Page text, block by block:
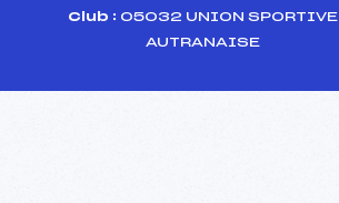
Club : 05032 UNION SPORTIVE
AUTRANAISE